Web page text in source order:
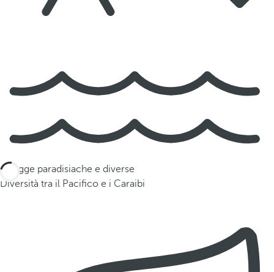
Spiagge paradisiache e diverse
Diversità tra il Pacifico e i Caraibi